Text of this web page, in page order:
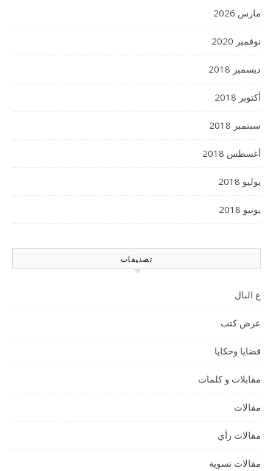
مارس 2026
نوفمبر 2020
ديسمبر 2018
أكتوبر 2018
سبتمبر 2018
أغسطس 2018
يوليو 2018
يونيو 2018
تصنيفات
ع البال
عرض كتب
قضايا وحكايا
مقابلات و كلمات
مقالات
مقالات رأي
مقالات نسوية